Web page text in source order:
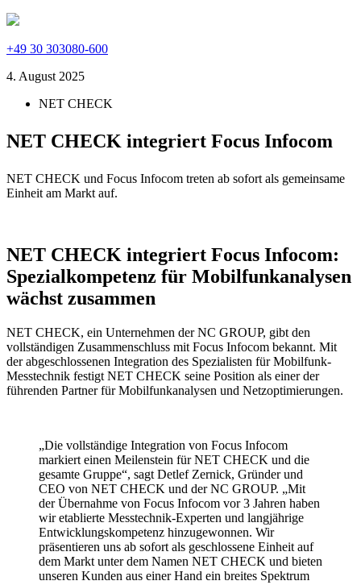
+49 30 303080-600
4. August 2025
NET CHECK
NET CHECK integriert Focus Infocom
NET CHECK und Focus Infocom treten ab sofort als gemeinsame
Einheit am Markt auf.
NET CHECK integriert Focus Infocom:
Spezialkompetenz für Mobilfunkanalysen
wächst zusammen
NET CHECK, ein Unternehmen der NC GROUP, gibt den
vollständigen Zusammenschluss mit Focus Infocom bekannt. Mit
der abgeschlossenen Integration des Spezialisten für Mobilfunk-
Messtechnik festigt NET CHECK seine Position als einer der
führenden Partner für Mobilfunkanalysen und Netzoptimierungen.
„Die vollständige Integration von Focus Infocom
markiert einen Meilenstein für NET CHECK und die
gesamte Gruppe“, sagt Detlef Zernick, Gründer und
CEO von NET CHECK und der NC GROUP. „Mit
der Übernahme von Focus Infocom vor 3 Jahren haben
wir etablierte Messtechnik-Experten und langjährige
Entwicklungskompetenz hinzugewonnen. Wir
präsentieren uns ab sofort als geschlossene Einheit auf
dem Markt unter dem Namen NET CHECK und bieten
unseren Kunden aus einer Hand ein breites Spektrum